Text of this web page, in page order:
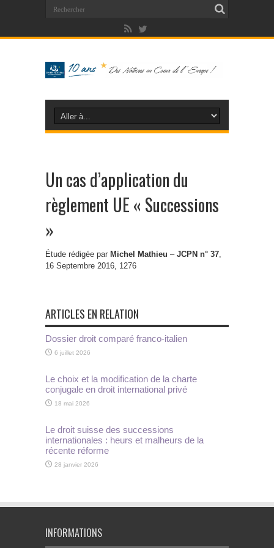
Un cas d’application du
règlement UE « Successions
»
Étude rédigée par Michel Mathieu – JCPN n° 37,
16 Septembre 2016, 1276
ARTICLES EN RELATION
Dossier droit comparé franco-italien
6 juillet 2026
Le choix et la modification de la charte
conjugale en droit international privé
18 mai 2026
Le droit suisse des successions
internationales : heurs et malheurs de la
récente réforme
28 janvier 2026
INFORMATIONS